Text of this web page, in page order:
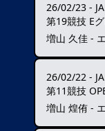
26/02/23 -
第19競技 E
増山 久佳 -
26/02/22 -
第11競技
増山 煌侑 -